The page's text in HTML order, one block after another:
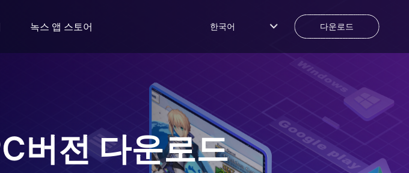
녹스 앱 스토어 한국어 다운로드
버전 다운로드